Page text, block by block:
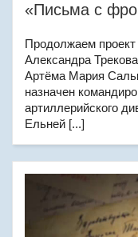
«Письма с
Продолжаем
Александра
Артёма Мария
назначен
артиллерийского
Ельней [...]